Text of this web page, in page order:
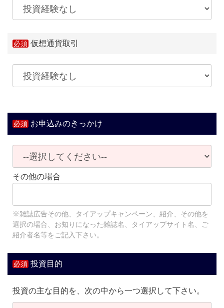
仮想通貨取引
お申込みのきっかけ
その他の場合
※雑誌広告その他、タイアップキャンペーン、紹介、その他を
選択の場合、お知りになった雑誌名、タイアップサイト名、ご
紹介者名等をご記入下さい。
投資目的
投資の主な目的を、次の中から一つ選択して下さい。